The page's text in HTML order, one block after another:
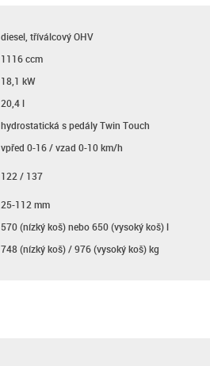
diesel, tříválcový OHV
1116 ccm
18,1 kW
20,4 l
hydrostatická s pedály Twin Touch
vpřed 0-16 / vzad 0-10 km/h
122 / 137
25-112 mm
570 (nízký koš) nebo 650 (vysoký koš) l
748 (nízký koš) / 976 (vysoký koš) kg